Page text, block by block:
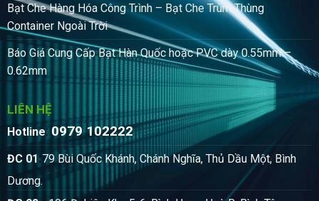
Bạt Che Hàng Hóa Công Trình – Bạt Che Trùm Thùng
Container Ngoài Trời
Báo Giá Cung Cấp Bạt Hàn Quốc hoặc PVC dày 0.55mm –
0.62mm
LIÊN HỆ
Hotline: 0979 102222
ĐC 01:79 Bùi Quốc Khánh, Chánh Nghĩa, Thủ Dầu Một, Bình
Dương.